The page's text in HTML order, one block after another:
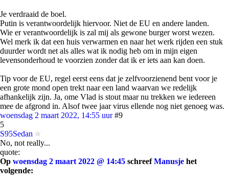
Je verdraaid de boel.
Putin is verantwoordelijk hiervoor. Niet de EU en andere landen.
Wie er verantwoordelijk is zal mij als gewone burger worst wezen.
Wel merk ik dat een huis verwarmen en naar het werk rijden een stuk
duurder wordt net als alles wat ik nodig heb om in mijn eigen
levensonderhoud te voorzien zonder dat ik er iets aan kan doen.
Tip voor de EU, regel eerst eens dat je zelfvoorzienend bent voor je
een grote mond open trekt naar een land waarvan we redelijk
afhankelijk zijn. Ja, ome Vlad is stout maar nu trekken we iedereen
mee de afgrond in. Alsof twee jaar virus ellende nog niet genoeg was.
woensdag 2 maart 2022, 14:55 uur #9
5
S95Sedan
No, not really...
quote:
Op woensdag 2 maart 2022 @ 14:45 schreefManusje het
volgende: